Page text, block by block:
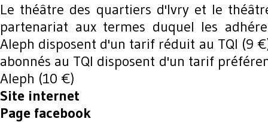
Le théâtre des quartiers d'Ivry et le
partenariat aux termes duquel les
Aleph disposent d'un tarif réduit au TQI (9
abonnés au TQI disposent d'un tarif
Aleph (10 €)
Site internet
Page facebook